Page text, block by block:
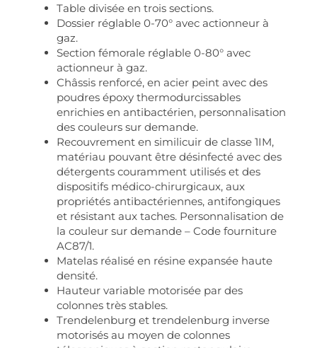
Table divisée en trois sections.
Dossier réglable 0-70° avec actionneur à
gaz.
Section fémorale réglable 0-80° avec
actionneur à gaz.
Châssis renforcé, en acier peint avec des
poudres époxy thermodurcissables
enrichies en antibactérien, personnalisation
des couleurs sur demande.
Recouvrement en similicuir de classe 1IM,
matériau pouvant être désinfecté avec des
détergents couramment utilisés et des
dispositifs médico-chirurgicaux, aux
propriétés antibactériennes, antifongiques
et résistant aux taches. Personnalisation de
la couleur sur demande – Code fourniture
AC87/1.
Matelas réalisé en résine expansée haute
densité.
Hauteur variable motorisée par des
colonnes très stables.
Trendelenburg et trendelenburg inverse
motorisés au moyen de colonnes